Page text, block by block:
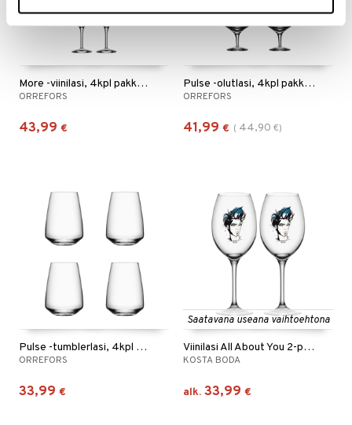
More -viinilasi, 4kpl pakkaus
ORREFORS
43,99 €
Pulse -olutlasi, 4kpl pakkaus
ORREFORS
41,99 € ( 44,90 €)
Pulse -tumblerlasi, 4kpl pakkaus
ORREFORS
33,99 €
Saatavana useana vaihtoehtona
Viinilasi All About You 2-pack
KOSTA BODA
alk. 33,99 €